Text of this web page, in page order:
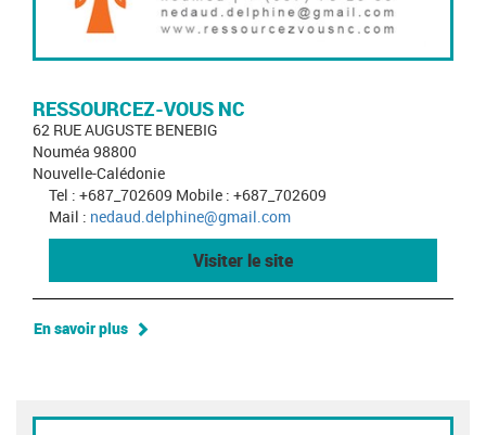
RESSOURCEZ-VOUS NC
62 RUE AUGUSTE BENEBIG
Nouméa 98800
Nouvelle-Calédonie
Tel : +687_702609 Mobile : +687_702609
Mail : nedaud.delphine@gmail.com
Visiter le site
En savoir plus